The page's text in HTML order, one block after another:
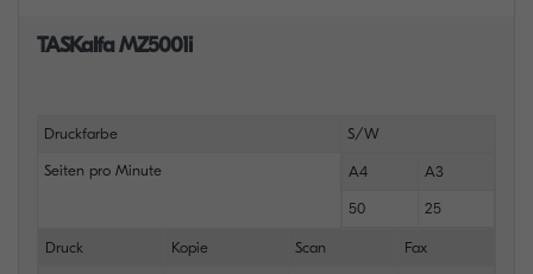
TASKalfa MZ5001i
Druckfarbe S/W
Seiten pro Minute A4 A3
50 25
Druck Kopie Scan Fax